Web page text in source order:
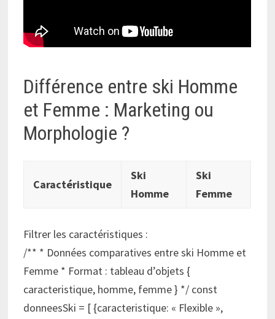
Différence entre ski Homme
et Femme : Marketing ou
Morphologie ?
Caractéristique
Ski
Homme
Ski
Femme
Filtrer les caractéristiques :
/** * Données comparatives entre ski Homme et
Femme * Format : tableau d’objets {
caracteristique, homme, femme } */ const
donneesSki = [ {caracteristique: « Flexible »,